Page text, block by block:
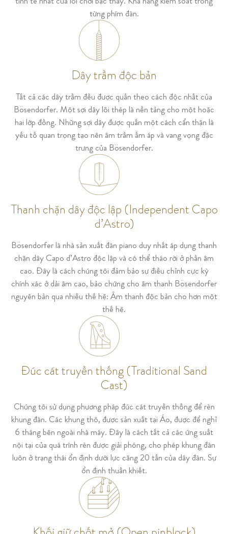
từng phím đàn.
Dây trầm độc bản
Tất cả các dây trầm đều được quấn theo cách độc nhất của
Bösendorfer. Một sợi dây lõi thép là nền tảng cho một hoặc
hai lớp đồng. Những sợi dây được quấn một cách cẩn thận là
yếu tố quan trọng tạo nên âm trầm ấm áp và vang vọng đặc
trưng của Bösendorfer.
Thanh chặn dây độc lập (Independent Capo
d’Astro)
Bösendorfer là nhà sản xuất đàn piano duy nhất áp dụng thanh
chặn dây Capo d’Astro độc lập và có thể tháo rời ở phần âm
cao. Đây là cách chúng tôi đảm bảo sự điều chỉnh cực kỳ
chính xác ở dải âm cao, bảo chứng cho âm thanh Bösendorfer
nguyên bản qua nhiều thế hệ: Âm thanh độc bản cho hơn một
thế hệ.
Đúc cát truyền thống (Traditional Sand
Cast)
Chúng tôi sử dụng phương pháp đúc cát truyền thống để rèn
khung đàn. Các khung thô, được sản xuất tại Áo, được để nghỉ
6 tháng bên ngoài nhà máy. Đây là cách tất cả các ứng suất
nội tại của quá trình rèn được giải phóng, cho phép khung đàn
luôn ở trạng thái ổn định dưới lực căng 20 tấn của dây đàn. Sự
ổn định thuần khiết.